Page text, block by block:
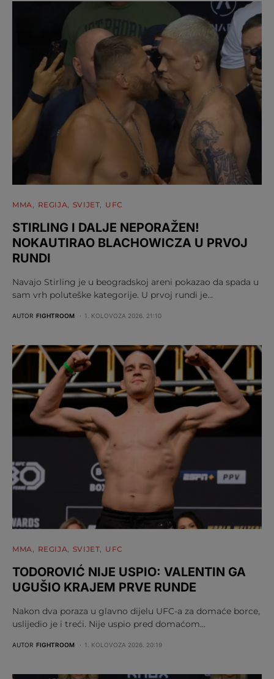
MMA REGIJA SVIJET UFC
STIRLING I DALJE NEPORAŽEN!
NOKAUTIRAO BLACHOWICZA U PRVOJ
RUNDI
Navajo Stirling je u beogradskoj areni pokazao da spada u
sam vrh poluteške kategorije. U prvoj rundi je…
AUTOR FIGHTROOM 1. KOLOVOZA 2026. 21:10
MMA REGIJA SVIJET UFC
TODOROVIĆ NIJE USPIO: VALENTIN GA
UGUŠIO KRAJEM PRVE RUNDE
Nakon dva poraza u glavno dijelu UFC-a za domaće borce,
uslijedio je i treći. Nije uspio pred domaćom…
AUTOR FIGHTROOM 1. KOLOVOZA 2026. 20:19